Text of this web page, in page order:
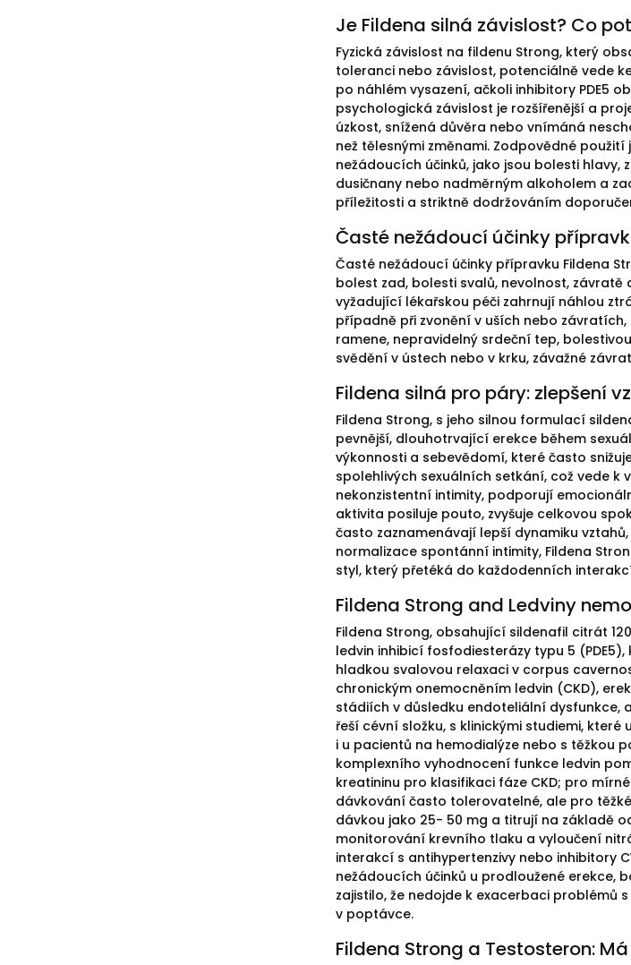
Je Fildena silná závislost? Co
Fyzická závislost na fildenu Strong, který
toleranci nebo závislost, potenciálně vede
po náhlém vysazení, ačkoli inhibitory PDE5
psychologická závislost je rozšířenější a
úzkost, snížená důvěra nebo vnímáná
než tělesnými změnami. Zodpovědné
nežádoucích účinků, jako jsou bolesti
dusičnany nebo nadměrným alkoholem a
příležitosti a striktně dodržováním
Časté nežádoucí účinky
Časté nežádoucí účinky přípravku Fildena
bolest zad, bolesti svalů, nevolnost, závratě
vyžadující lékařskou péči zahrnují náhlou
případně při zvonění v uších nebo
ramene, nepravidelný srdeční tep,
svědění v ústech nebo v krku, závažné
Fildena silná pro páry: zlepšení
Fildena Strong, s jeho silnou formulací
pevnější, dlouhotrvající erekce během
výkonnosti a sebevědomí, které často
spolehlivých sexuálních setkání, což vede k
nekonzistentní intimity, podporují
aktivita posiluje pouto, zvyšuje celkovou
často zaznamenávají lepší dynamiku
normalizace spontánní intimity, Fildena
styl, který přetéká do každodenních
Fildena Strong and Ledviny
Fildena Strong, obsahující sildenafil citrát
ledvin inhibicí fosfodiesterázy typu 5
hladkou svalovou relaxaci v corpus
chronickým onemocněním ledvin (CKD),
stádiích v důsledku endoteliální dysfunkce,
řeší cévní složku, s klinickými studiemi,
i u pacientů na hemodialýze nebo s těžkou
komplexního vyhodnocení funkce ledvin
kreatininu pro klasifikaci fáze CKD; pro
dávkování často tolerovatelné, ale pro těžké
dávkou jako 25- 50 mg a titrují na základě
monitorování krevního tlaku a vyloučení
interakcí s antihypertenzivy nebo inhibitory
nežádoucích účinků u prodloužené erekce,
zajistilo, že nedojde k exacerbaci problémů
v poptávce.
Fildena Strong a Testosteron: